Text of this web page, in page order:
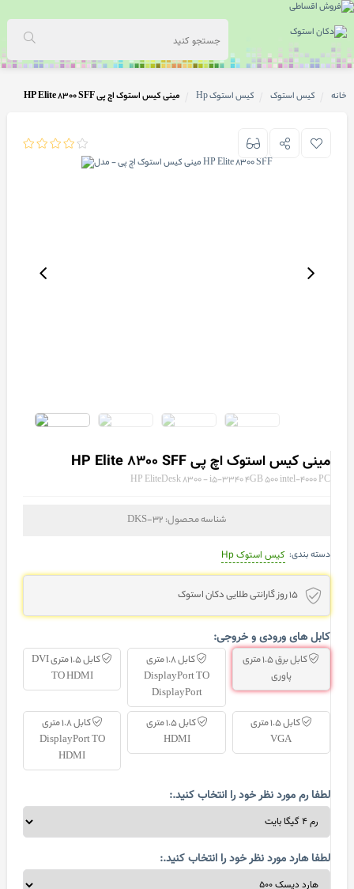
خانه کیس استوک کیس استوک Hp مینی کیس استوک اچ پی HP Elite 8300 SFF
مینی کیس استوک اچ پی HP Elite 8300 SFF
HP EliteDesk 8300 - i5-3340 4GB 500 intel-4000 PC
شناسه محصول: DKS-32
دسته بندی: کیس استوک Hp
15 روز گارانتی طلایی دکان استوک
کابل های ورودی و خروجی:
کابل برق 1.5 متری
پاوری
کابل 1.8 متری
DisplayPort TO
DisplayPort
کابل 1.5 متری DVI
TO HDMI
کابل 1.5 متری
VGA
کابل 1.5 متری
HDMI
کابل 1.8 متری
DisplayPort TO
HDMI
لطفا رم مورد نظر خود را انتخاب کنید.:
لطفا هارد مورد نظر خود را انتخاب کنید.: